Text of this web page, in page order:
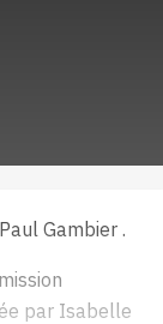
Gambier .
par Isabelle